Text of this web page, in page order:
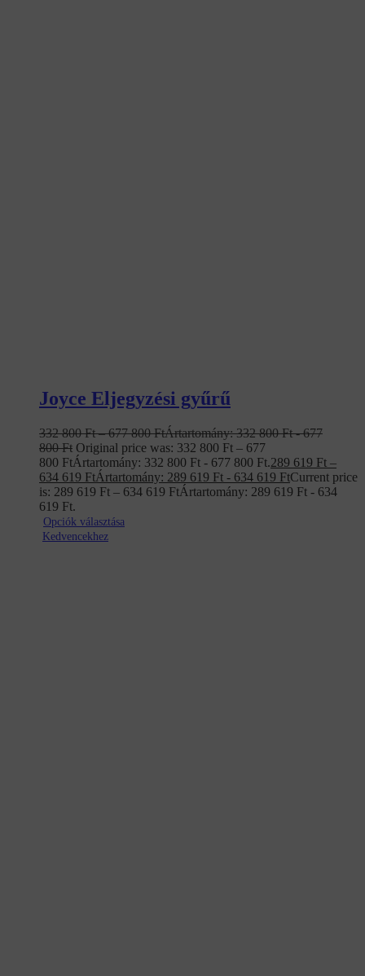
Joyce Eljegyzési gyűrű
332 800Ft – 677 800FtÁrtartomány: 332 800 Ft - 677
800 Ft Original price was: 332 800 Ft – 677
800 FtÁrtartomány: 332 800 Ft - 677 800 Ft.289 619 Ft –
634 619 FtÁrtartomány: 289 619 Ft - 634 619 FtCurrent price
is: 289 619 Ft – 634 619 FtÁrtartomány: 289 619 Ft - 634
619 Ft.
Opciók választása
Kedvencekhez